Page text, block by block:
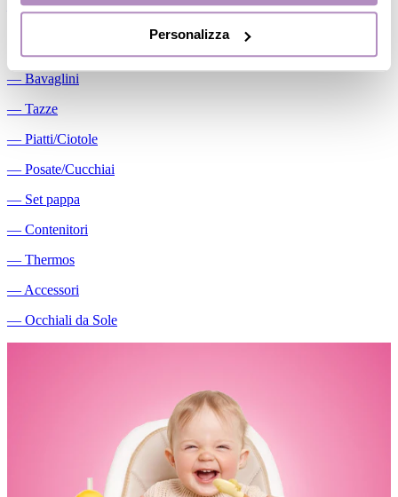
Personalizza
―Massaggiagengive
― Bavaglini
― Tazze
― Piatti/Ciotole
― Posate/Cucchiai
― Set pappa
― Contenitori
― Thermos
― Accessori
― Occhiali da Sole